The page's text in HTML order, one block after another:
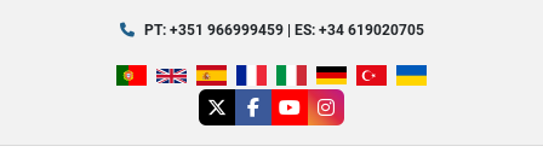
PT: +351 966999459 | ES: +34 619020705
twitterfacebook
youtubeinstagram